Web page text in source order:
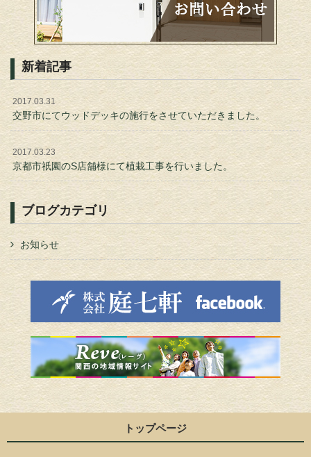
新着記事
2017.03.31
交野市にてウッドデッキの施行をさせていただきました。
2017.03.23
京都市祇園のS店舗様にて植栽工事を行いました。
ブログカテゴリ
お知らせ
トップページ